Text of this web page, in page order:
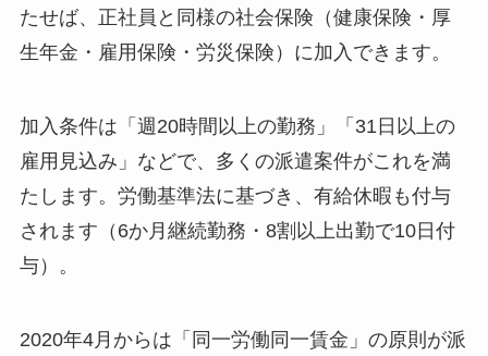
たせば、正社員と同様の社会保険（健康保険・厚
生年金・雇用保険・労災保険）に加入できます。
加入条件は「週20時間以上の勤務」「31日以上の
雇用見込み」などで、多くの派遣案件がこれを満
たします。労働基準法に基づき、有給休暇も付与
されます（6か月継続勤務・8割以上出勤で10日付
与）。
2020年4月からは「同一労働同一賃金」の原則が派